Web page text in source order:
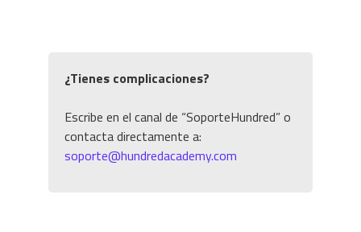
¿Tienes complicaciones?
Escribe en el canal de “SoporteHundred” o
contacta directamente a:
soporte@hundredacademy.com